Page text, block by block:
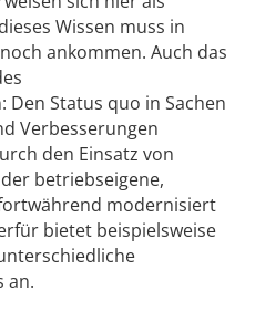
Wissen muss in
ankommen. Auch das
Status quo in Sachen
Verbesserungen
den Einsatz von
betriebseigene,
modernisiert
bietet beispielsweise
an.